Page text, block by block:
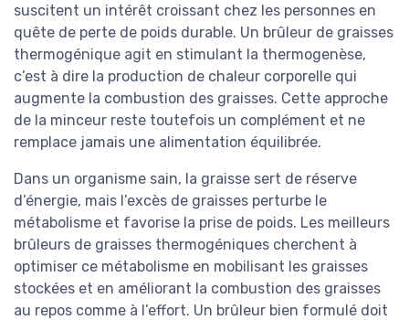
suscitent un intérêt croissant chez les personnes en
quête de perte de poids durable. Un brûleur de graisses
thermogénique agit en stimulant la thermogenèse,
c’est à dire la production de chaleur corporelle qui
augmente la combustion des graisses. Cette approche
de la minceur reste toutefois un complément et ne
remplace jamais une alimentation équilibrée.
Dans un organisme sain, la graisse sert de réserve
d’énergie, mais l’excès de graisses perturbe le
métabolisme et favorise la prise de poids. Les meilleurs
brûleurs de graisses thermogéniques cherchent à
optimiser ce métabolisme en mobilisant les graisses
stockées et en améliorant la combustion des graisses
au repos comme à l’effort. Un brûleur bien formulé doit